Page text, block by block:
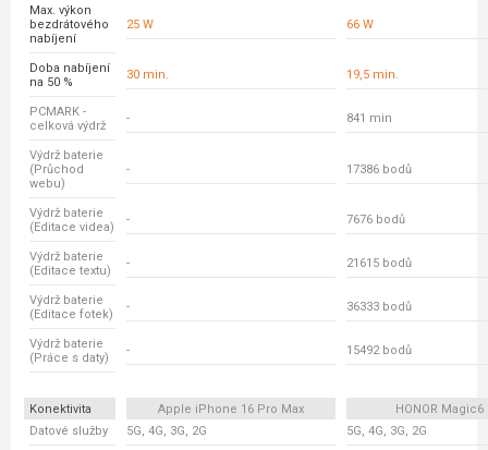
Max. výkon
bezdrátového
nabíjení
25 W 66 W
Doba nabíjení
na 50 %
30 min. 19,5 min.
PCMARK -
celková výdrž
- 841 min
Výdrž baterie
(Průchod
webu)
- 17386 bodů
Výdrž baterie
(Editace videa)
- 7676 bodů
Výdrž baterie
(Editace textu)
- 21615 bodů
Výdrž baterie
(Editace fotek)
- 36333 bodů
Výdrž baterie
(Práce s daty)
- 15492 bodů
Konektivita Apple iPhone 16 Pro Max
HONOR Magic6
Datové služby
5G, 4G, 3G, 2G 5G, 4G, 3G, 2G